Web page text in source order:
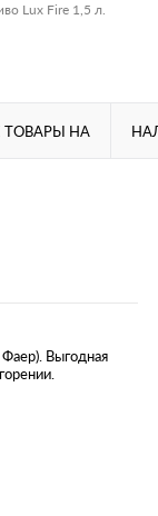
Lux Fire 1,5 л.
НА
Выгодная